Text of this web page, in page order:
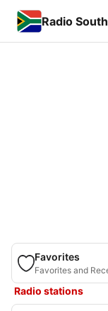
Radio
Favorites
Favorites and
Radio stations